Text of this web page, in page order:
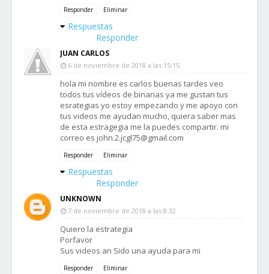
Responder Eliminar
Respuestas
Responder
JUAN CARLOS
6 de noviembre de 2018 a las 15:15
hola mi nombre es carlos buenas tardes veo
todos tus vídeos de binarias ya me gustan tus
esrategias yo estoy empezando y me apoyo con
tus videos me ayudan mucho, quiera saber mas
de esta estragegia me la puedes compartir. mi
correo es john.2.jcgl75@gmail.com
Responder Eliminar
Respuestas
Responder
UNKNOWN
7 de noviembre de 2018 a las 8:32
Quiero la estrategia
Porfavor
Sus videos an Sido una ayuda para mi
Responder Eliminar